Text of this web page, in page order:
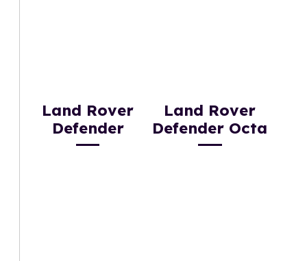
Land Rover
Defender
Land Rover
Defender Octa